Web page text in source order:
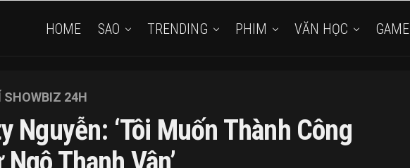
HOME SAO TRENDING PHIM VĂN HỌC GAME
SHOWBIZ 24H
Nguyễn: ‘Tôi Muốn Thành Công